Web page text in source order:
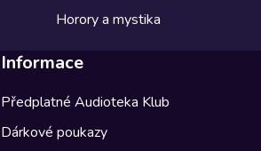
Horory a mystika
Informace
Předplatné Audioteka Klub
Dárkové poukazy